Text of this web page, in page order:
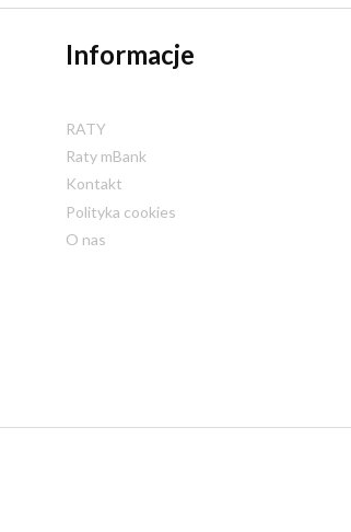
Informacje
RATY
Raty mBank
Kontakt
Polityka cookies
O nas